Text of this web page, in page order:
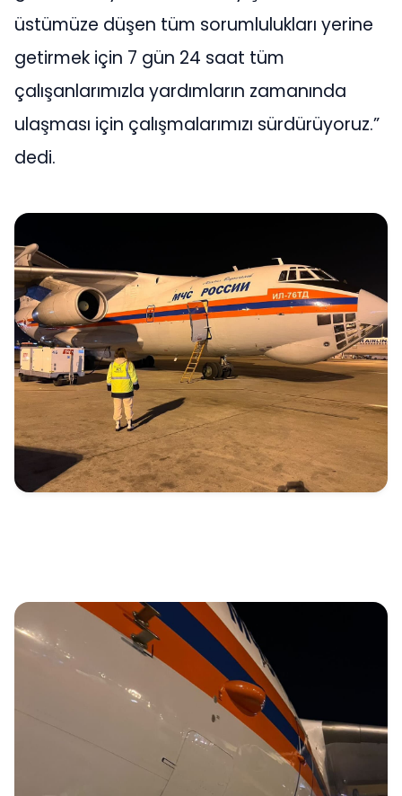
üstümüze düşen tüm sorumlulukları yerine
getirmek için 7 gün 24 saat tüm
çalışanlarımızla yardımların zamanında
ulaşması için çalışmalarımızı sürdürüyoruz.”
dedi.